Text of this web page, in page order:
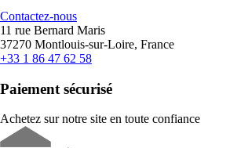
Contactez-nous
11 rue Bernard Maris
37270 Montlouis-sur-Loire, France
+33 1 86 47 62 58
Paiement sécurisé
Achetez sur notre site en toute confiance